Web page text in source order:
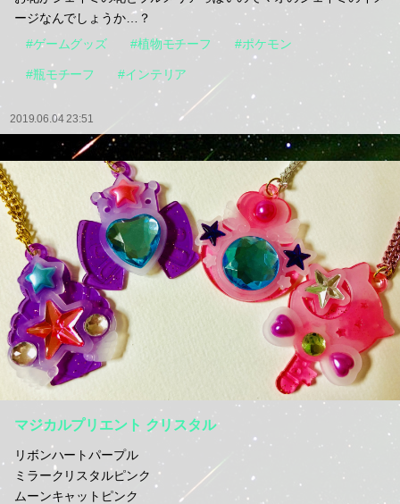
ージなんでしょうか…？
#ゲームグッズ
#植物モチーフ #ポケモン
#瓶モチーフ #インテリア
2019.06.04 23:51
マジカルプリエント クリスタル
リボンハートパープル
ミラークリスタルピンク
ムーンキャットピンク